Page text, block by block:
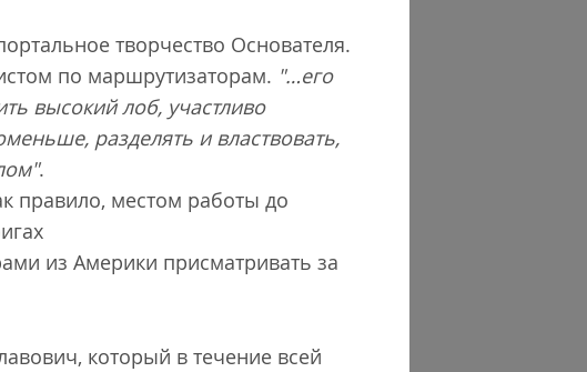
творчество Основателя.
по маршрутизаторам. "…его
высокий лоб, участливо
разделять и властвовать,
.
правило, местом работы до
из Америки присматривать за
который в течение всей